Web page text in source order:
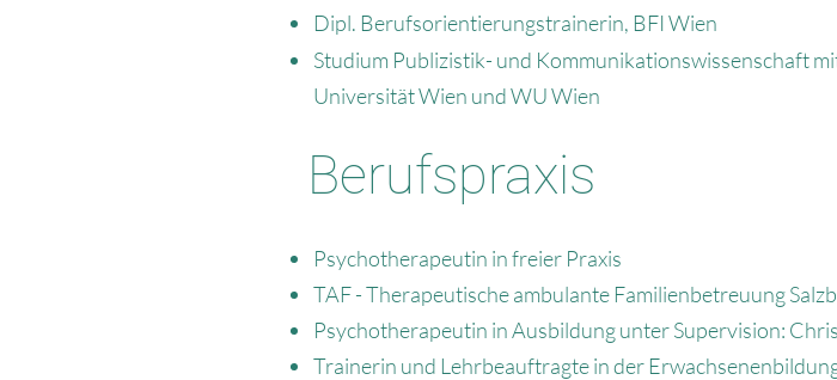
Dipl. Berufsorientierungstrainerin, BFI Wien
Studium Publizistik- und Kommunikationswissenschaft
Universität Wien und WU Wien
Berufspraxis
Psychotherapeutin in freier Praxis
TAF - Therapeutische ambulante Familienbetreuung
Psychotherapeutin in Ausbildung unter Supervision:
Trainerin und Lehrbeauftragte in der